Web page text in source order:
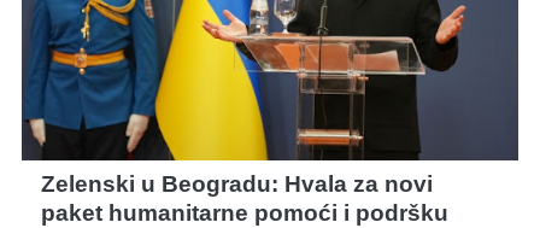
Zelenski u Beogradu: Hvala za novi
paket humanitarne pomoći i podršku